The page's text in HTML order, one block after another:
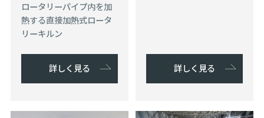
ロータリーパイプ内を加
熱する直接加熱式ロータ
リーキルン
詳しく見る 詳しく見る